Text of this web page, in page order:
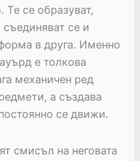
се образуват,
съединяват се и
в друга. Именно
е толкова
механичен ред
а създава
се движи.
смисъл на неговата